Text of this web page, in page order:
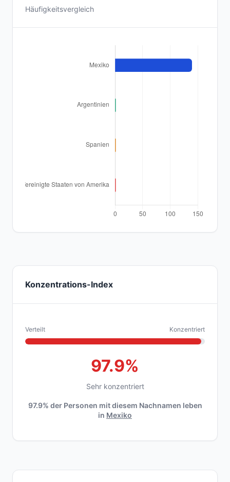
Häufigkeitsvergleich
Konzentrations-Index
Verteilt Konzentriert
97.9%
Sehr konzentriert
97.9% der Personen mit diesem Nachnamen leben
in Mexiko